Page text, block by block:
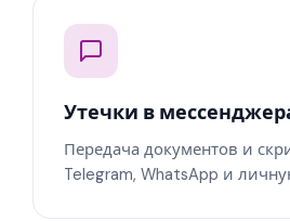
Утечки в
Передача документов и
Telegram, WhatsApp и